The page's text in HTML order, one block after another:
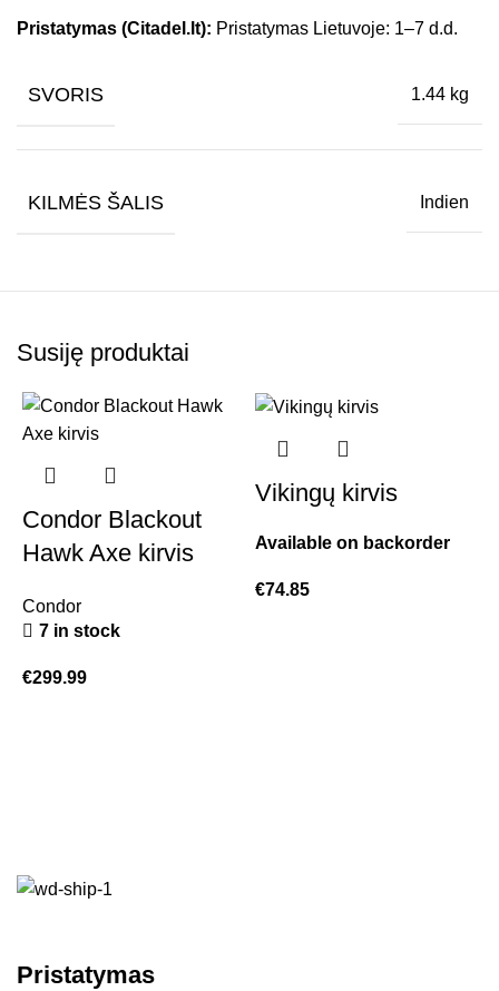
Pristatymas (Citadel.lt): Pristatymas Lietuvoje: 1–7 d.d.
SVORIS 1.44 kg
KILMĖS ŠALIS Indien
Susiję produktai
Condor Blackout
Hawk Axe kirvis
Condor
7 in stock
€299.99
Vikingų kirvis
Available on backorder
€74.85
Pristatymas